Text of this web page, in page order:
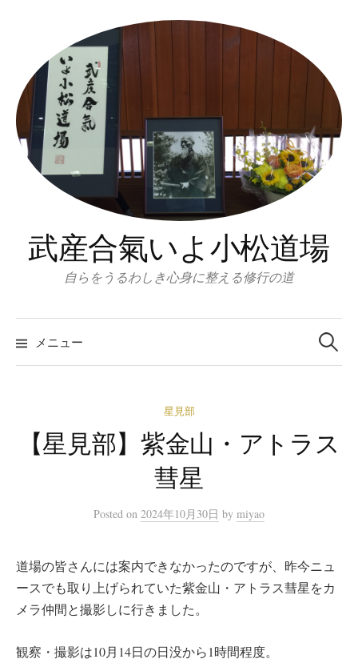
ツ
へ
ス
キ
武産合氣いよ小松道場
自らをうるわしき心身に整える修行の道
メニュー
検
索:
星見部
【星見部】紫金山・アトラス
彗星
Posted on 2024年10月30日 by miyao
道場の皆さんには案内できなかったのですが、昨今ニュ
ースでも取り上げられていた紫金山・アトラス彗星をカ
メラ仲間と撮影しに行きました。
観察・撮影は10月14日の日没から1時間程度。